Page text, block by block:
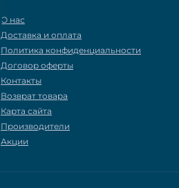
О нас
Доставка и оплата
Политика конфиденциальности
Договор оферты
Контакты
Возврат товара
Карта сайта
Производители
Акции